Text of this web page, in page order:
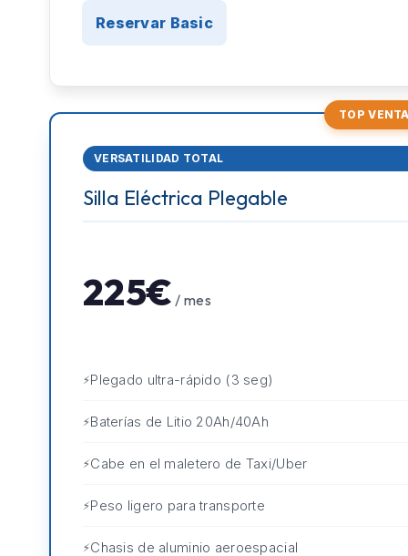
Reservar Basic
TOP
VERSATILIDAD TOTAL
Silla Eléctrica Plegable
225€ / mes
Plegado ultra-rápido (3 seg)
Baterías de Litio 20Ah/40Ah
Cabe en el maletero de Taxi/Uber
Peso ligero para transporte
Chasis de aluminio aeroespacial